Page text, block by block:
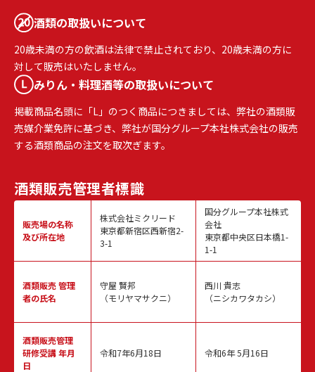
酒類の取扱いについて
20歳未満の方の飲酒は法律で禁止されており、20歳未満の方に
対して販売はいたしません。
みりん・料理酒等の取扱いについて
掲載商品名頭に「L」のつく商品につきましては、弊社の酒類販
売媒介業免許に基づき、弊社が国分グループ本社株式会社の販売
する酒類商品の注文を取次ぎます。
酒類販売管理者標識
販売場の名称
及び所在地
酒類販売管理
者の氏名
酒類販売管理
研修受講 年月
日
株式会社ミクリード
東京都新宿区西新宿2-
3-1
守屋 賢邦
（モリヤマサクニ）
令和7年6月18日
国分グループ本社株式
会社
東京都中央区日本橋1-
1-1
西川 貴志
（ニシカワタカシ）
令和6年 5月16日